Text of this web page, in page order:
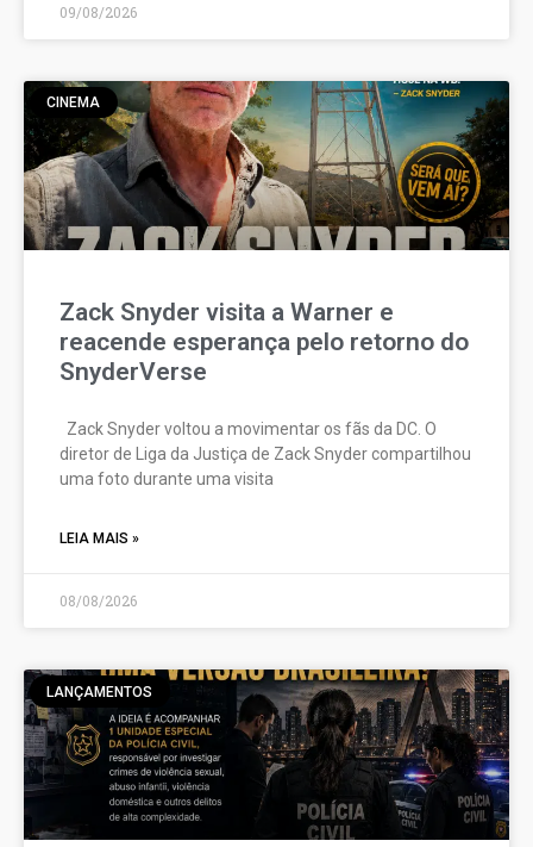
09/08/2026
CINEMA
Zack Snyder visita a Warner e
reacende esperança pelo retorno do
SnyderVerse
Zack Snyder voltou a movimentar os fãs da DC. O
diretor de Liga da Justiça de Zack Snyder compartilhou
uma foto durante uma visita
LEIA MAIS »
08/08/2026
LANÇAMENTOS